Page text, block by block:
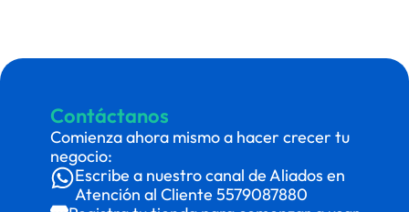
Contáctanos
Comienza ahora mismo a hacer crecer tu
negocio:
Escribe a nuestro canal de Aliados en
Atención al Cliente 5579087880